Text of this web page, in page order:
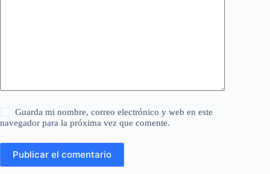
Guarda mi nombre, correo electrónico y web en este
navegador para la próxima vez que comente.
Publicar el comentario